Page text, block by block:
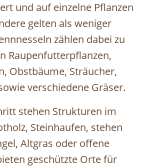
und auf einzelne Pflanzen
gelten als weniger
zählen dabei zu
Raupenfutterpflanzen,
Obstbäume, Sträucher,
verschiedene Gräser.
stehen Strukturen im
Steinhaufen, stehen
Altgras oder offene
geschützte Orte für